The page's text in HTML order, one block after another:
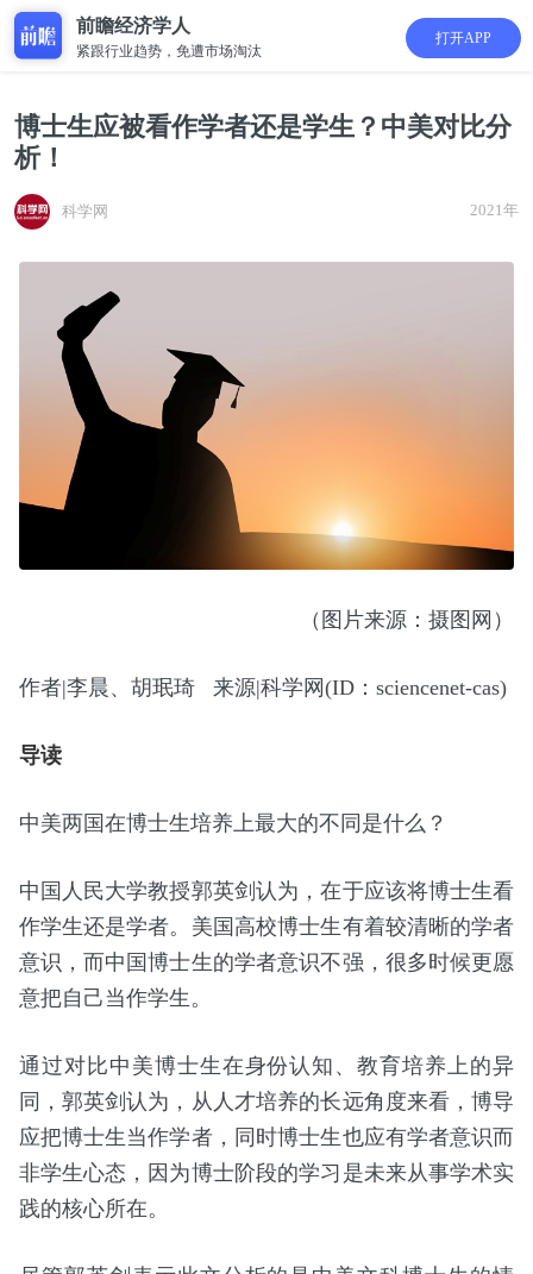
前瞻经济学人
紧跟行业趋势，免遭市场淘汰
打开APP
博士生应被看作学者还是学生？中美对比分
析！
科学网 2021年
（图片来源：摄图网）
作者|李晨、胡珉琦 来源|科学网(ID：sciencenet-cas)
导读
中美两国在博士生培养上最大的不同是什么？
中国人民大学教授郭英剑认为，在于应该将博士生看
作学生还是学者。美国高校博士生有着较清晰的学者
意识，而中国博士生的学者意识不强，很多时候更愿
意把自己当作学生。
通过对比中美博士生在身份认知、教育培养上的异
同，郭英剑认为，从人才培养的长远角度来看，博导
应把博士生当作学者，同时博士生也应有学者意识而
非学生心态，因为博士阶段的学习是未来从事学术实
践的核心所在。